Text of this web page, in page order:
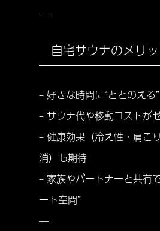
—
自宅サウナのメリ
– 好きな時間に“ととのえる”
– サウナ代や移動コストが
– 健康効果（冷え性・肩こ
消）も期待
– 家族やパートナーと共有
ート空間”
—